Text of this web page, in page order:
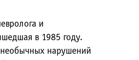
и
в 1985 году.
нарушений